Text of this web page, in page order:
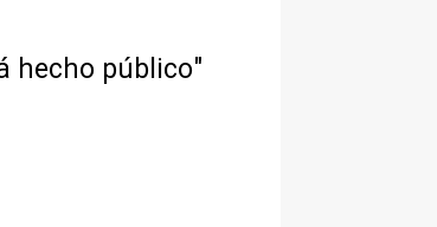
hecho público"